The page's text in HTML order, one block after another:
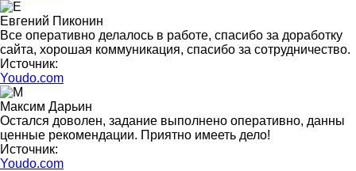
Евгений Пиконин
Все оперативно делалось в работе, спасибо за доработку
сайта, хорошая коммуникация, спасибо за сотрудничество.
Источник:
Youdo.com
Максим Дарьин
Остался доволен, задание выполнено оперативно, данны
ценные рекомендации. Приятно имееть дело!
Источник:
Youdo.com